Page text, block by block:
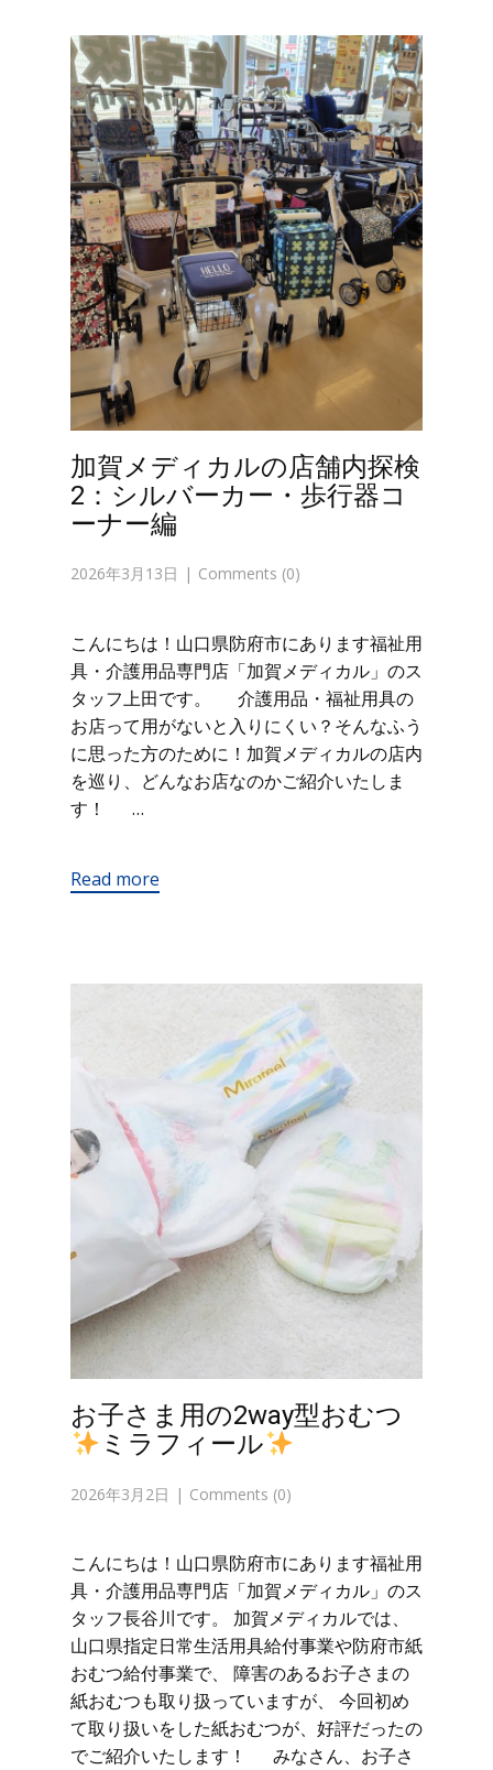
加賀メディカルの店舗内探検
2：シルバーカー・歩行器コ
ーナー編
2026年3月13日 Comments (0)
こんにちは！山口県防府市にあります福祉用
具・介護用品専門店「加賀メディカル」のス
タッフ上田です。 介護用品・福祉用具の
お店って用がないと入りにくい？そんなふう
に思った方のために！加賀メディカルの店内
を巡り、どんなお店なのかご紹介いたしま
す！ …
Read more
お子さま用の2way型おむつ
ミラフィール
2026年3月2日 Comments (0)
こんにちは！山口県防府市にあります福祉用
具・介護用品専門店「加賀メディカル」のス
タッフ長谷川です。 加賀メディカルでは、
山口県指定日常生活用具給付事業や防府市紙
おむつ給付事業で、 障害のあるお子さまの
紙おむつも取り扱っていますが、 今回初め
て取り扱いをした紙おむつが、好評だったの
でご紹介いたします！ みなさん、お子さ